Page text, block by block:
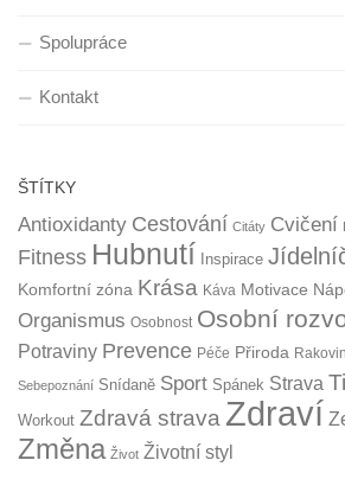
Spolupráce
Kontakt
ŠTÍTKY
Antioxidanty Cestování Citáty Cvičení
Fitness Hubnutí Inspirace
Komfortní zóna Krása Káva Motivace
Organismus Osobnost Osobní
Potraviny Prevence Péče Přiroda
Sebepoznání Snídaně Sport Spánek Strava
Workout Zdravá strava Zdraví
Změna Život Životní styl